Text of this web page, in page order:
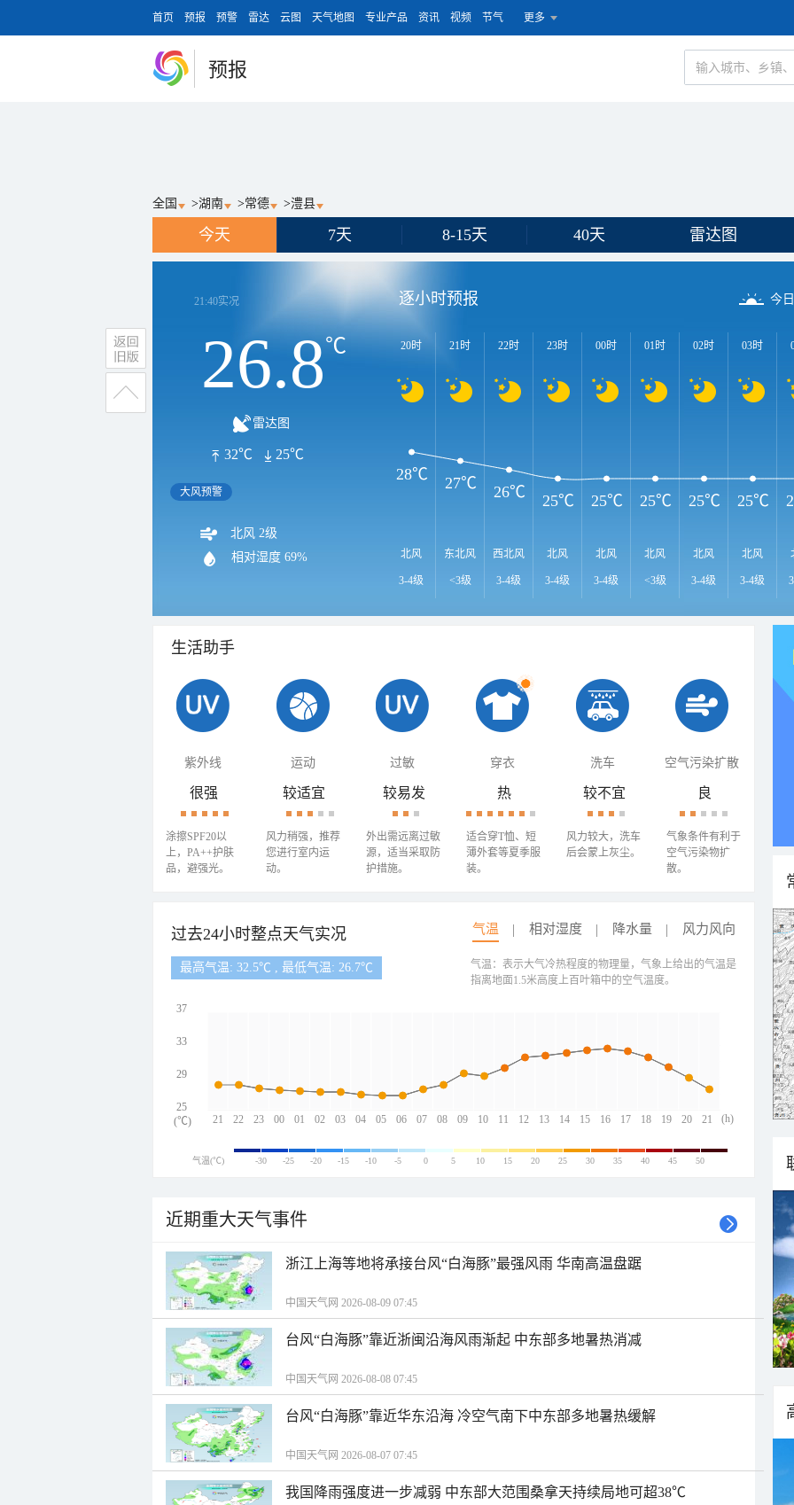
首页 预报 预警 雷达 云图 天气地图 专业产品 资讯 视频 节气 更多
预报
全国 >湖南 >常德 >澧县
今天 7天 8-15天 40天 雷达图
21:40实况
26.8℃
雷达图
32℃ 25℃
大风预警
北风 2级
相对湿度 69%
逐小时预报 今
20时
北风
3-4级
21时
东北风
<3级
22时
西北风
3-4级
23时
北风
3-4级
00时
北风
3-4级
01时
北风
<3级
02时
北风
3-4级
03时
北风
3-4级
28℃ 27℃ 26℃ 25℃ 25℃ 25℃ 25℃ 25℃
生活助手
紫外线 运动 过敏 穿衣 洗车 空气污染扩散
很强
涂擦SPF20以
上，PA++护肤
品，避强光。
较适宜
风力稍强，推荐
您进行室内运
动。
较易发
外出需远离过敏
源，适当采取防
护措施。
热
适合穿T恤、短
薄外套等夏季服
装。
较不宜
风力较大，洗车
后会蒙上灰尘。
良
气象条件有利于
空气污染物扩
散。
过去24小时整点天气实况 气温 相对湿度 降水量 风力风向
最高气温: 32.5℃ , 最低气温: 26.7℃
21 22 23 00 01 02 03 04 05 06 07 08 09 10 11 12 13 14 15 16 17 18 19 20 21
37
33
29
25
(h)
(℃)
气温：表示大气冷热程度的物理量，气象上给出的气温是
指离地面1.5米高度上百叶箱中的空气温度。
气温(℃) -30 -25 -20 -15 -10 -5 0 5 10 15 20 25 30 35 40 45 50
近期重大天气事件
浙江上海等地将承接台风“白海豚”最强风雨 华南高温盘踞
中国天气网 2026-08-09 07:45
台风“白海豚”靠近浙闽沿海风雨渐起 中东部多地暑热消减
中国天气网 2026-08-08 07:45
台风“白海豚”靠近华东沿海 冷空气南下中东部多地暑热缓解
中国天气网 2026-08-07 07:45
我国降雨强度进一步减弱 中东部大范围桑拿天持续局地可超38℃